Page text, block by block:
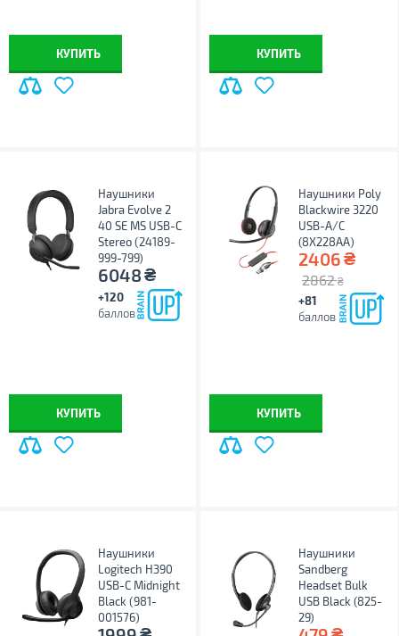
КУПИТЬ КУПИТЬ
Наушники
Jabra Evolve 2
40 SE MS USB-C
Stereo (24189-
999-799)
6048₴
+120
баллов
КУПИТЬ
Наушники Poly
Blackwire 3220
USB-A/C
(8X228AA)
2406₴
2862 ₴
+81
баллов
КУПИТЬ
Наушники
Logitech H390
USB-C Midnight
Black (981-
001576)
Наушники
Sandberg
Headset Bulk
USB Black (825-
29)